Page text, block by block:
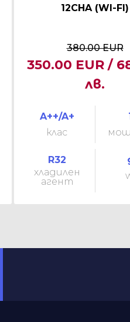
12CHA (WI-FI)
380.00 EUR
350.00 EUR /
лв.
A++/A+
клас
R32
хладилен
агент